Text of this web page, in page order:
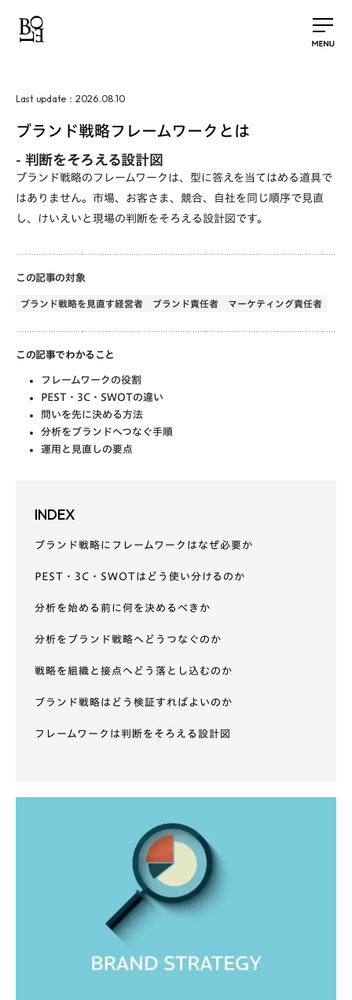
Last update： 2026.08.10
ブランド戦略フレームワークとは
- 判断をそろえる設計図
ブランド戦略のフレームワークは、型に答えを当てはめる道具で
はありません。市場、お客さま、競合、自社を同じ順序で見直
し、けいえいと現場の判断をそろえる設計図です。
この記事の対象
ブランド戦略を見直す経営者 ブランド責任者 マーケティング責任者
この記事でわかること
フレームワークの役割
PEST・3C・SWOTの違い
問いを先に決める方法
分析をブランドへつなぐ手順
運用と見直しの要点
INDEX
ブランド戦略にフレームワークはなぜ必要か
PEST・3C・SWOTはどう使い分けるのか
分析を始める前に何を決めるべきか
分析をブランド戦略へどうつなぐのか
戦略を組織と接点へどう落とし込むのか
ブランド戦略はどう検証すればよいのか
フレームワークは判断をそろえる設計図